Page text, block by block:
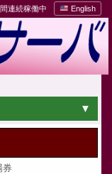
連続稼働中 English
券